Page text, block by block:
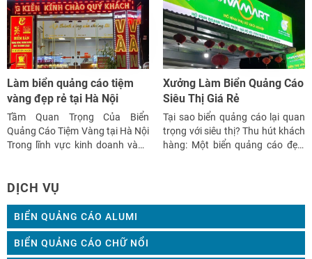
Làm biển quảng cáo tiệm
vàng đẹp rẻ tại Hà Nội
Tầm Quan Trọng Của Biển
Quảng Cáo Tiệm Vàng tại Hà Nội
Trong lĩnh vực kinh doanh vàng
khách hàng và gia tăng nhận
quảng cáo đẹp và chất lượng […]
Xưởng Làm Biển Quảng Cáo
Siêu Thị Giá Rẻ
Tại sao biển quảng cáo lại quan
trọng với siêu thị? Thu hút khách
hàng: Một biển quảng cáo đẹp,
DỊCH VỤ
BIỂN QUẢNG CÁO ALUMI
BIỂN QUẢNG CÁO CHỮ NỔI